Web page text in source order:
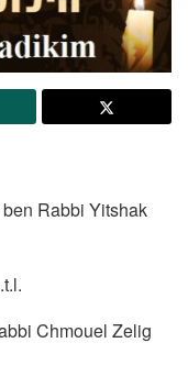
Rabbi Yitshak
Chmouel Zelig